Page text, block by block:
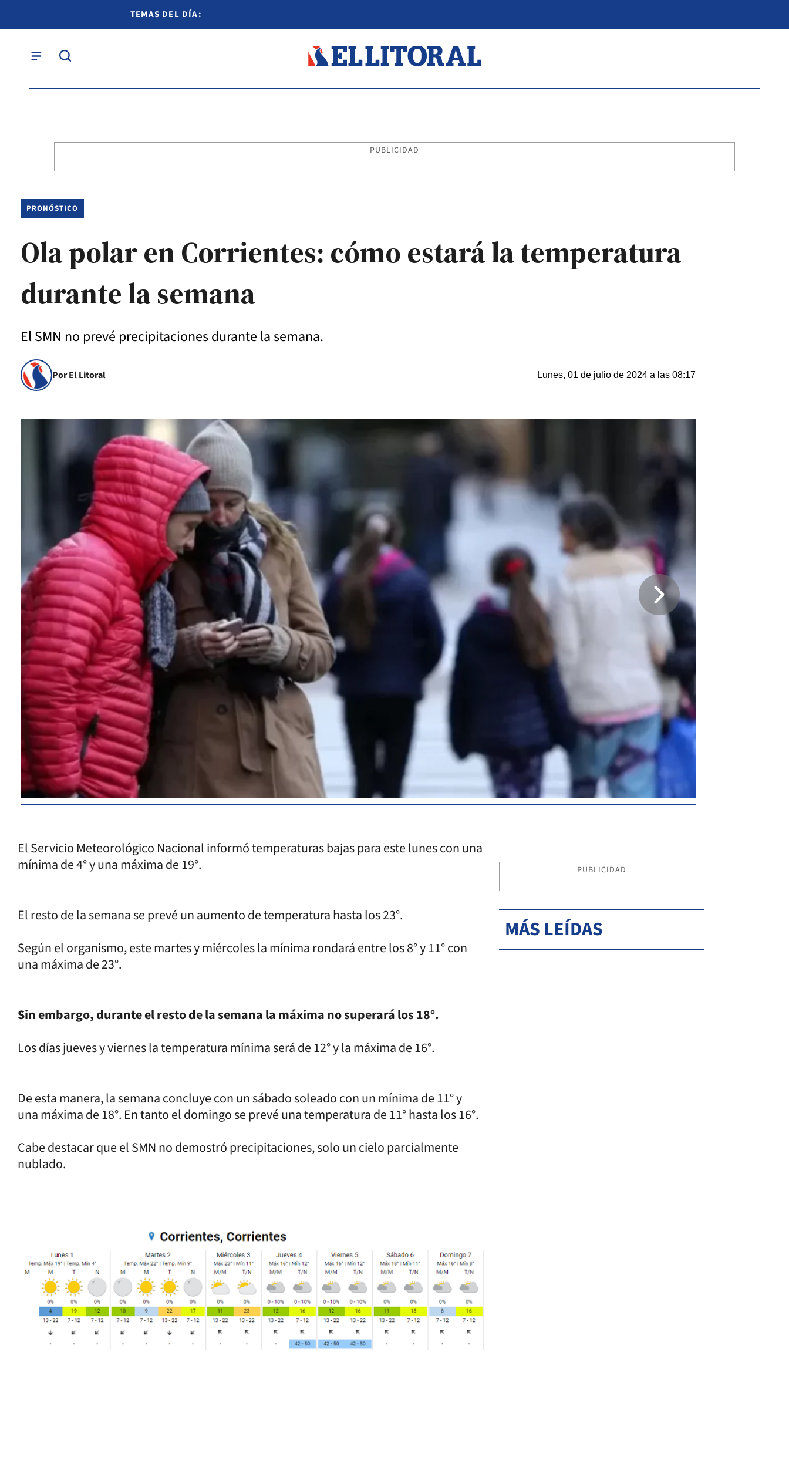
TEMAS DEL DÍA:
PUBLICIDAD
PRONÓSTICO
Ola polar en Corrientes: cómo estará la temperatura
durante la semana
El SMN no prevé precipitaciones durante la semana.
Por El Litoral Lunes, 01 de julio de 2024 a las 08:17
El Servicio Meteorológico Nacional informó temperaturas bajas para este lunes con una
mínima de 4° y una máxima de 19°.
El resto de la semana se prevé un aumento de temperatura hasta los 23°.
Según el organismo, este martes y miércoles la mínima rondará entre los 8° y 11° con
una máxima de 23°.
Sin embargo, durante el resto de la semana la máxima no superará los 18°.
Los días jueves y viernes la temperatura mínima será de 12° y la máxima de 16°.
De esta manera, la semana concluye con un sábado soleado con un mínima de 11° y
una máxima de 18°. En tanto el domingo se prevé una temperatura de 11° hasta los 16°.
Cabe destacar que el SMN no demostró precipitaciones, solo un cielo parcialmente
nublado.
PUBLICIDAD
MÁS LEÍDAS